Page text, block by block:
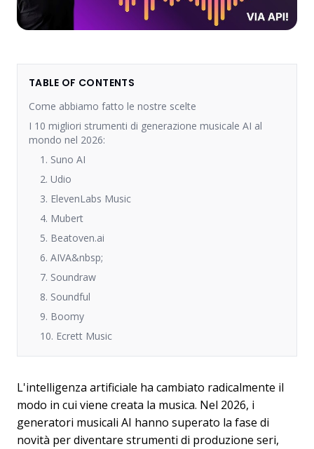
TABLE OF CONTENTS
Come abbiamo fatto le nostre scelte
I 10 migliori strumenti di generazione musicale AI al
mondo nel 2026:
1. Suno AI
2. Udio
3. ElevenLabs Music
4. Mubert
5. Beatoven.ai
6. AIVA&nbsp;
7. Soundraw
8. Soundful
9. Boomy
10. Ecrett Music
L'intelligenza artificiale ha cambiato radicalmente il
modo in cui viene creata la musica. Nel 2026, i
generatori musicali AI hanno superato la fase di
novità per diventare strumenti di produzione seri,